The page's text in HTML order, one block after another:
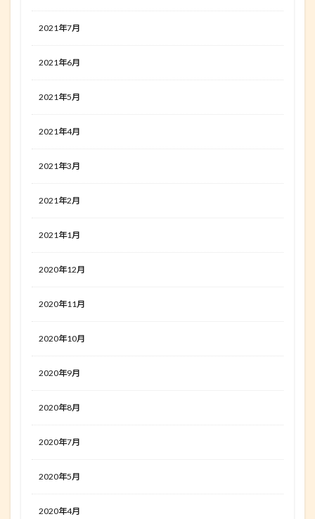
2021年7月
2021年6月
2021年5月
2021年4月
2021年3月
2021年2月
2021年1月
2020年12月
2020年11月
2020年10月
2020年9月
2020年8月
2020年7月
2020年5月
2020年4月